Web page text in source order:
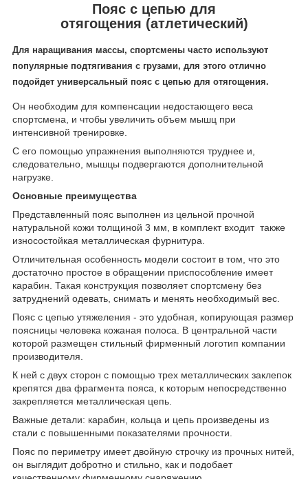
Пояс с цепью для
отягощения (атлетический)
Для наращивания массы, спортсмены часто используют
популярные подтягивания с грузами, для этого отлично
подойдет универсальный пояс с цепью для отягощения.
Он необходим для компенсации недостающего веса
спортсмена, и чтобы увеличить объем мышц при
интенсивной тренировке.
С его помощью упражнения выполняются труднее и,
следовательно, мышцы подвергаются дополнительной
нагрузке.
Основные преимущества
Представленный пояс выполнен из цельной прочной
натуральной кожи толщиной 3 мм, в комплект входит также
износостойкая металлическая фурнитура.
Отличительная особенность модели состоит в том, что это
достаточно простое в обращении приспособление имеет
карабин. Такая конструкция позволяет спортсмену без
затруднений одевать, снимать и менять необходимый вес.
Пояс с цепью утяжеления - это удобная, копирующая размер
поясницы человека кожаная полоса. В центральной части
которой размещен стильный фирменный логотип компании
производителя.
К ней с двух сторон с помощью трех металлических заклепок
крепятся два фрагмента пояса, к которым непосредственно
закрепляется металлическая цепь.
Важные детали: карабин, кольца и цепь произведены из
стали с повышенными показателями прочности.
Пояс по периметру имеет двойную строчку из прочных нитей,
он выглядит добротно и стильно, как и подобает